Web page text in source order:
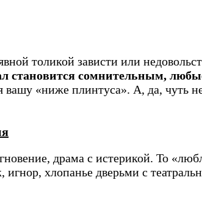
толикой зависти или
становится сомнительным,
«ниже плинтуса». А, да, чуть
драма с истерикой. То
хлопанье дверьми с